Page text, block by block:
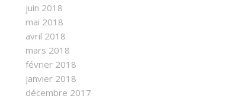
juin 2018
mai 2018
avril 2018
mars 2018
février 2018
janvier 2018
décembre 2017